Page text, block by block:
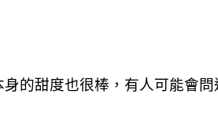
的甜度也很棒，有人可能會